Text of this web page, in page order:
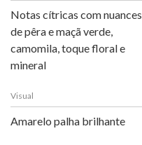
Notas cítricas com nuances
de pêra e maçã verde,
camomila, toque floral e
mineral
Visual
Amarelo palha brilhante